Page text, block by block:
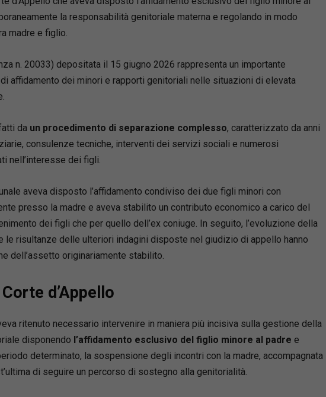
del processo di famiglia, integrando riferimenti
normativi, orientamenti giurisprudenziali e indicazioni di
prassi, senza perdere di vista le più autorevoli
L’analisi si sviluppa dai presupposti del processo
(giurisdizione e competenza) per giungere sino al
maggiore rilevanza nell’esperienza pratica). Notevole
attenzione è dedicata ai profili difensivi, al contenuto
degli atti e alle strategie processuali, con
l’approfondimento delle criticità operative emerse
Un testo pensato per chi, nella pratica quotidiana, cerca
risposte argomentate alle questioni più rilevanti in
materia.
Michele Angelo Lupoi
insegna diritto processuale civile e altre materie
conflitti familiari.
Direttore della Summer School organizzata
dall’Università di Bologna a Ravenna su Cross-border
litigation and international arbitration. Partecipa a
numerosi convegni e seminari in Italia e all’estero in
la responsabilità genitoriale materna e regolando in modo
madre e figlio.
n. 20033) depositata il 15 giugno 2026 rappresenta un importante
affidamento dei minori e rapporti genitoriali nelle situazioni di elevata
da un procedimento di separazione complesso, caratterizzato da anni
consulenze tecniche, interventi dei servizi sociali e numerosi
nell’interesse dei figli.
aveva disposto l’affidamento condiviso dei due figli minori con
presso la madre e aveva stabilito un contributo economico a carico del
dei figli che per quello dell’ex coniuge. In seguito, l’evoluzione della
le risultanze delle ulteriori indagini disposte nel giudizio di appello hanno
dell’assetto originariamente stabilito.
d’Appello
ritenuto necessario intervenire in maniera più incisiva sulla gestione della
disponendo l’affidamento esclusivo del figlio minore al padre e
determinato, la sospensione degli incontri con la madre, accompagnata
di seguire un percorso di sostegno alla genitorialità.